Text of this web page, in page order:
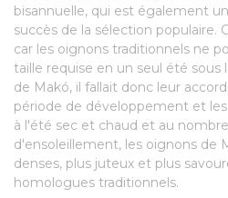
bisannuelle, qui est également
succès de la sélection populaire.
car les oignons traditionnels ne
taille requise en un seul été
de Makó, il fallait donc leur
période de développement et les
à l'été sec et chaud et au
d'ensoleillement, les oignons de
denses, plus juteux et plus
homologues traditionnels.